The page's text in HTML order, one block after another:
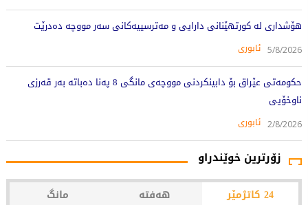
هۆشداری لە کورتهێنانی دارایی و مەترسییەکانی سەر مووچە دەدرێت
5/8/2026 ئابوری
حکومەتی عێراق بۆ دابینکردنی مووچەی مانگی 8 پەنا دەباتە بەر قەرزی
ناوخۆیی
2/8/2026 ئابوری
زۆرترین خوێندراو
24 کاتژمێر هەفتە مانگ